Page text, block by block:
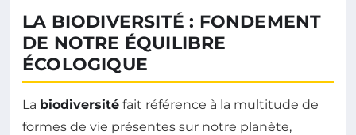
LA BIODIVERSITÉ : FONDEMENT
DE NOTRE ÉQUILIBRE
ÉCOLOGIQUE
La biodiversité fait référence à la multitude de
formes de vie présentes sur notre planète,